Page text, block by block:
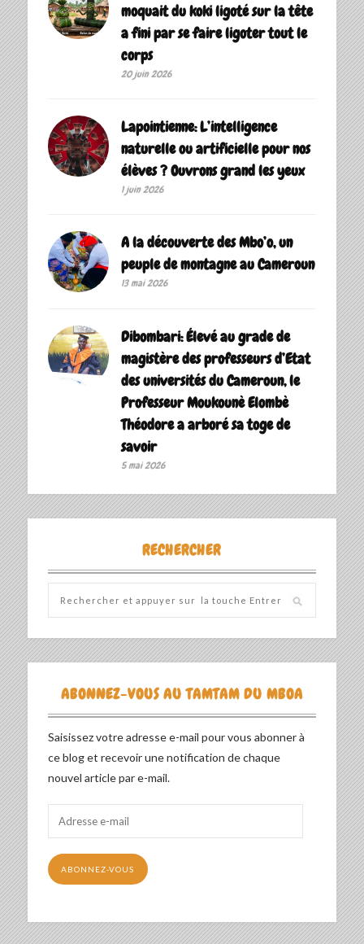
moquait du koki ligoté sur la tête
a fini par se faire ligoter tout le
corps
20 juin 2026
Lapointienne: L’intelligence
naturelle ou artificielle pour nos
élèves ? Ouvrons grand les yeux
1 juin 2026
A la découverte des Mbo’o, un
peuple de montagne au Cameroun
13 mai 2026
Dibombari: Élevé au grade de
magistère des professeurs d’Etat
des universités du Cameroun, le
Professeur Moukounè Elombè
Théodore a arboré sa toge de
savoir ‎
5 mai 2026
RECHERCHER
ABONNEZ-VOUS AU TAMTAM DU MBOA
Saisissez votre adresse e-mail pour vous abonner à
ce blog et recevoir une notification de chaque
nouvel article par e-mail.
mail
ABONNEZ-VOUS